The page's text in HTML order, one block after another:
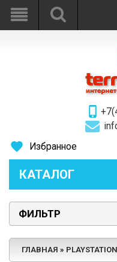
Избранное
КАТАЛОГ
ФИЛЬТР
ГЛАВНАЯ